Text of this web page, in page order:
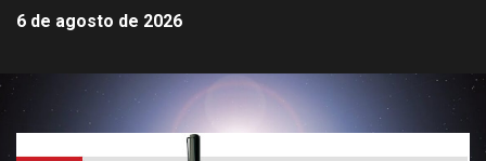
6 de agosto de 2026